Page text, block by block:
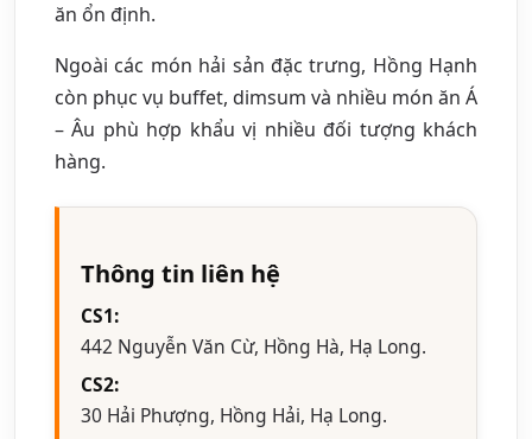
ăn ổn định.
Ngoài các món hải sản đặc trưng, Hồng Hạnh
còn phục vụ buffet, dimsum và nhiều món ăn Á
– Âu phù hợp khẩu vị nhiều đối tượng khách
hàng.
Thông tin liên hệ
CS1:
442 Nguyễn Văn Cừ, Hồng Hà, Hạ Long.
CS2:
30 Hải Phượng, Hồng Hải, Hạ Long.